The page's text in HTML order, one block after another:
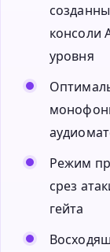
консоли
уровня
Режим
срез
гейта